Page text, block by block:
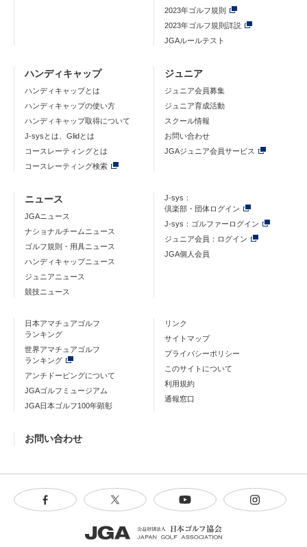
2023年ゴルフ規則
2023年ゴルフ規則詳説
JGAルールテスト
ハンディキャップ
ハンディキャップとは
ハンディキャップの使い方
ハンディキャップ取得について
J-sysとは、Glidとは
コースレーティングとは
コースレーティング検索
ジュニア
ジュニア会員募集
ジュニア育成活動
スクール情報
お問い合わせ
JGAジュニア会員サービス
ニュース
JGAニュース
ナショナルチームニュース
ゴルフ規則・用具ニュース
ハンディキャップニュース
ジュニアニュース
競技ニュース
J-sys：
倶楽部・団体ログイン
J-sys：ゴルファーログイン
ジュニア会員：ログイン
JGA個人会員
日本アマチュアゴルフ
ランキング
世界アマチュアゴルフ
ランキング
アンチドーピングについて
JGAゴルフミュージアム
JGA日本ゴルフ100年顕彰
リンク
サイトマップ
プライバシーポリシー
このサイトについて
利用規約
通報窓口
お問い合わせ